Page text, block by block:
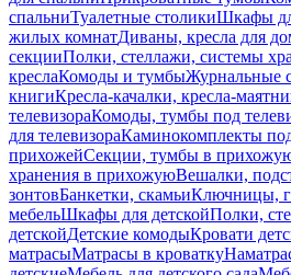
спальниТуалетные столикиШкафы
жилых комнатДиваны, кресла для
секцииПолки, стеллажи, системы
креслаКомоды и тумбыЖурнальные
книгиКресла-качалки, кресла-
телевизораКомоды, тумбы под
для телевизораКаминокомплекты
прихожейСекции, тумбы в
хранения в прихожуюВешалки,
зонтовБанкетки, скамьиКлючницы,
мебельШкафы для детскойПолки,
детскойДетские комодыКровати
матрасыМатрасы в кроватку